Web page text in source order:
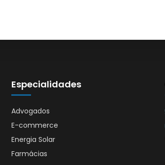
Especialidades
Advogados
E-commerce
Energia Solar
Farmácias